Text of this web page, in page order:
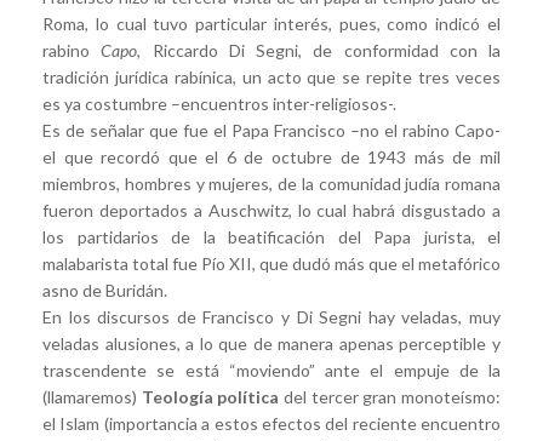
Roma, lo cual tuvo particular interés, pues, como indicó el
rabinoCapo, Riccardo Di Segni, de conformidad con la
tradición jurídica rabínica, un acto que se repite tres veces
es ya costumbre –encuentros inter-religiosos-.
Es de señalar que fue el Papa Francisco –no el rabino Capo-
el que recordó que el 6 de octubre de 1943 más de mil
miembros, hombres y mujeres, de la comunidad judía romana
fueron deportados a Auschwitz, lo cual habrá disgustado a
los partidarios de la beatificación del Papa jurista, el
malabarista total fue Pío XII, que dudó más que el metafórico
asno de Buridán.
En los discursos de Francisco y Di Segni hay veladas, muy
veladas alusiones, a lo que de manera apenas perceptible y
trascendente se está “moviendo” ante el empuje de la
(llamaremos) Teología política del tercer gran monoteísmo:
el Islam (importancia a estos efectos del reciente encuentro